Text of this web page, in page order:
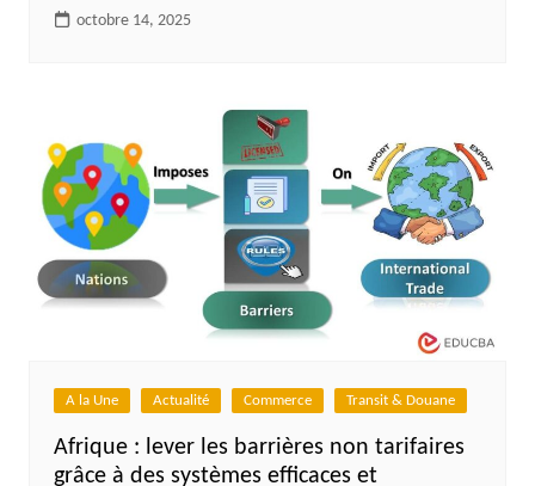
octobre 14, 2025
A la Une Actualité Commerce Transit & Douane
Afrique : lever les barrières non tarifaires
grâce à des systèmes efficaces et